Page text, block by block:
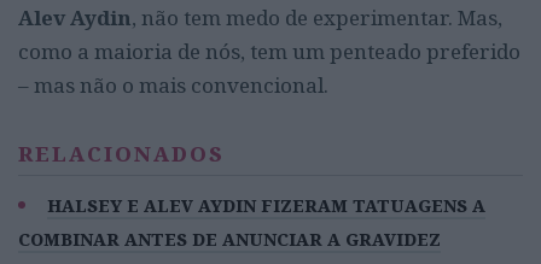
Alev Aydin, não tem medo de experimentar. Mas,
como a maioria de nós, tem um penteado preferido
– mas não o mais convencional.
RELACIONADOS
HALSEY E ALEV AYDIN FIZERAM TATUAGENS A
COMBINAR ANTES DE ANUNCIAR A GRAVIDEZ